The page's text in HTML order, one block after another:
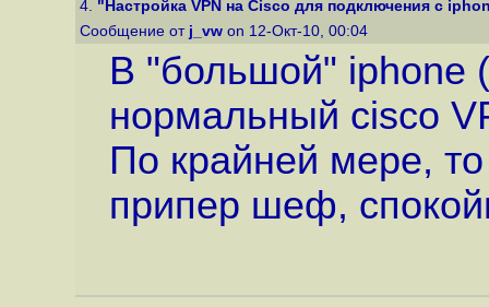
4. "Настройка VPN на Cisco для подключения с
Сообщение от j_vw on 12-Окт-10, 00:04
В "большой" iphone
нормальный cisco
По крайней мере,
припер шеф,